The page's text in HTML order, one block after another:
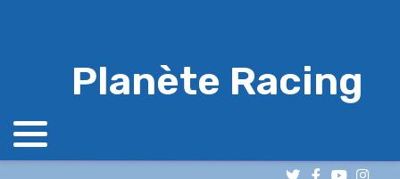
Planète Racing